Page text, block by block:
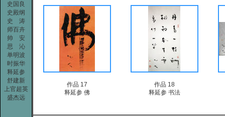
史国良
史殿纲
史 涛
师百卉
帅 安
思 沁
单明波
时振华
释延参
舒建新
上官超英
盛杰远
作品 17
作品 18
释延参 佛
释延参 书法